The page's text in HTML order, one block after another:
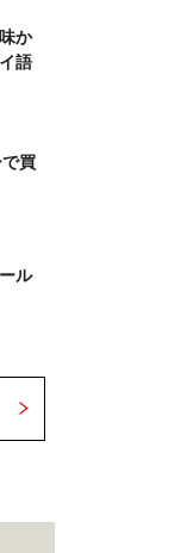
か
語
買
ル